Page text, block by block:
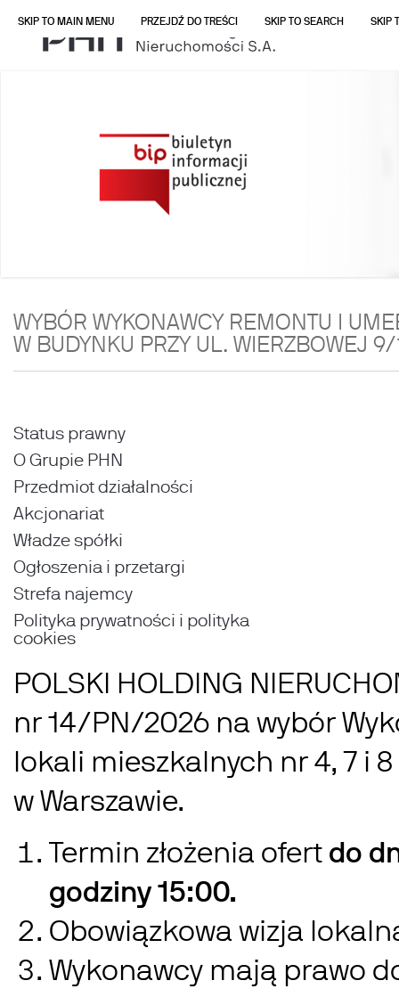
SKIP TO MAIN MENU PRZEJDŹ DO TREŚCI SKIP TO SEARCH SKIP
WYBÓR WYKONAWCY REMONTU I
W BUDYNKU PRZY UL. WIERZBOWEJ 9/
Status prawny
O Grupie PHN
Przedmiot działalności
Akcjonariat
Władze spółki
Ogłoszenia i przetargi
Strefa najemcy
Polityka prywatności i polityka
cookies
POLSKI HOLDING
nr 14/PN/2026 na wybór
lokali mieszkalnych nr 4, 7 i
w Warszawie.
Termin złożenia ofert do
godziny 15:00.
Obowiązkowa wizja
Wykonawcy mają prawo